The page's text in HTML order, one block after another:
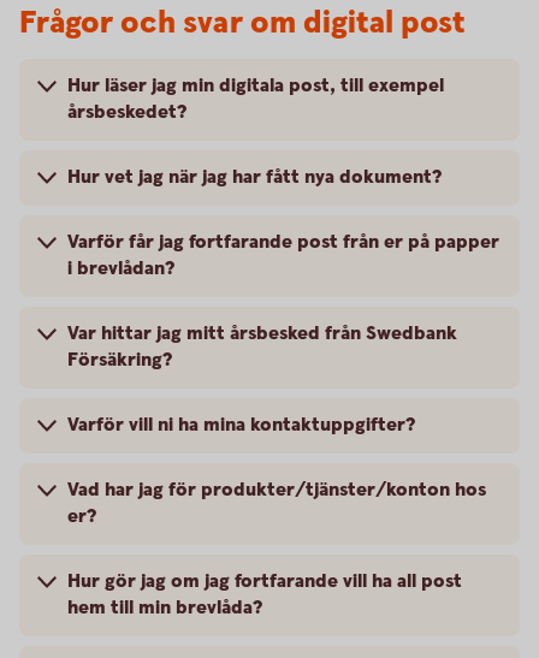
Frågor och svar om digital post
Hur läser jag min digitala post, till exempel
årsbeskedet?
Hur vet jag när jag har fått nya dokument?
Varför får jag fortfarande post från er på papper
i brevlådan?
Var hittar jag mitt årsbesked från Swedbank
Försäkring?
Varför vill ni ha mina kontaktuppgifter?
Vad har jag för produkter/tjänster/konton hos
er?
Hur gör jag om jag fortfarande vill ha all post
hem till min brevlåda?